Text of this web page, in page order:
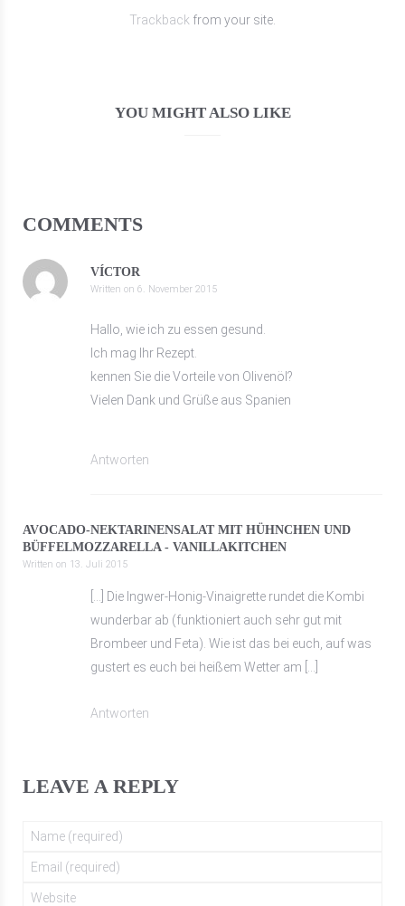
Trackback from your site.
YOU MIGHT ALSO LIKE
COMMENTS
VÍCTOR
Written on 6. November 2015
Hallo, wie ich zu essen gesund.
Ich mag Ihr Rezept.
kennen Sie die Vorteile von Olivenöl?
Vielen Dank und Grüße aus Spanien
Antworten
AVOCADO-NEKTARINENSALAT MIT HÜHNCHEN UND
BÜFFELMOZZARELLA - VANILLAKITCHEN
Written on 13. Juli 2015
[…] Die Ingwer-Honig-Vinaigrette rundet die Kombi
wunderbar ab (funktioniert auch sehr gut mit
Brombeer und Feta). Wie ist das bei euch, auf was
gustert es euch bei heißem Wetter am […]
Antworten
LEAVE A REPLY